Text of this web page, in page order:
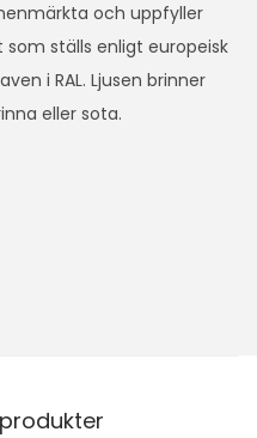
och uppfyller
ställs enligt europeisk
i RAL. Ljusen brinner
eller sota.